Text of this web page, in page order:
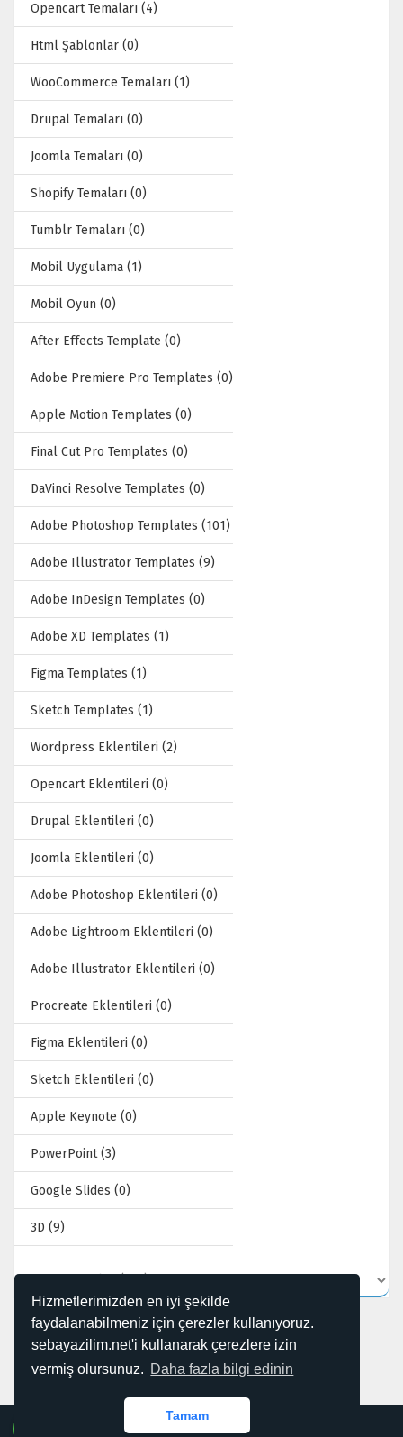
Hizmetlerimizden en iyi şekilde
faydalanabilmeniz için çerezler kullanıyoruz.
sebayazilim.net'i kullanarak çerezlere izin
vermiş olursunuz. Daha fazla bilgi edinin
Tamam
Opencart Temaları (4)
Html Şablonlar (0)
WooCommerce Temaları (1)
Drupal Temaları (0)
Joomla Temaları (0)
Shopify Temaları (0)
Tumblr Temaları (0)
Mobil Uygulama (1)
Mobil Oyun (0)
After Effects Template (0)
Adobe Premiere Pro Templates (0)
Apple Motion Templates (0)
Final Cut Pro Templates (0)
DaVinci Resolve Templates (0)
Adobe Photoshop Templates (101)
Adobe Illustrator Templates (9)
Adobe InDesign Templates (0)
Adobe XD Templates (1)
Figma Templates (1)
Sketch Templates (1)
Wordpress Eklentileri (2)
Opencart Eklentileri (0)
Drupal Eklentileri (0)
Joomla Eklentileri (0)
Adobe Photoshop Eklentileri (0)
Adobe Lightroom Eklentileri (0)
Adobe Illustrator Eklentileri (0)
Procreate Eklentileri (0)
Figma Eklentileri (0)
Sketch Eklentileri (0)
Apple Keynote (0)
PowerPoint (3)
Google Slides (0)
3D (9)
0 kayıttan 1 - 12 arasındaki kayıtlar gösteriliyor
Kabul Ettiğimiz Ödemeler